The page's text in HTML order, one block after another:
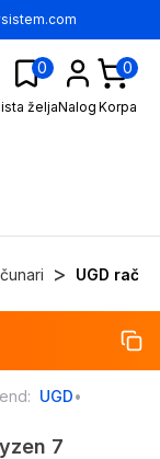
0
željaNalog
0
Korpa
> UGD
%
UGD•
7